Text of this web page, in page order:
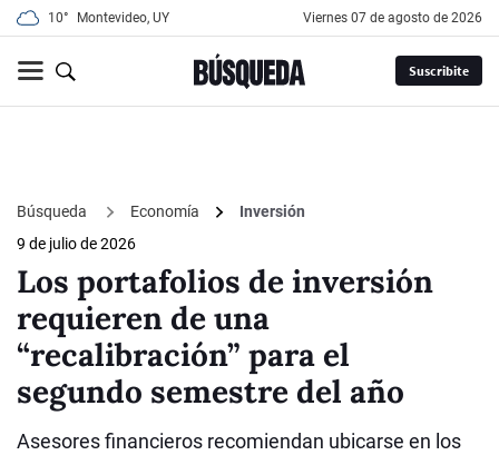
10° Montevideo, UY viernes 07 de agosto de 2026
Suscribite
Búsqueda Economía
Inversión
9 de julio de 2026
Los portafolios de inversión
requieren de una
“recalibración” para el
segundo semestre del año
Asesores financieros recomiendan ubicarse en los